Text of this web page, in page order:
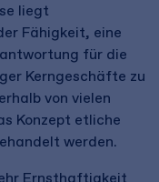
liegt
Fähigkeit, eine
für die
Kerngeschäfte zu
von vielen
Konzept etliche
werden.
Ernsthaftigkeit